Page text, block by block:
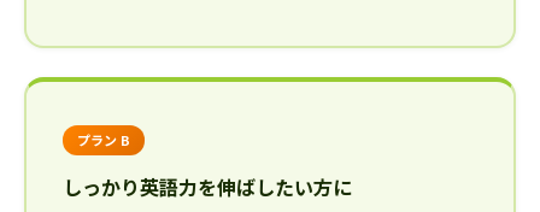
プラン B
しっかり英語力を伸ばしたい方に